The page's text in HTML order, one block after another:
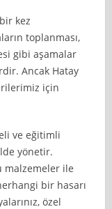
kez
toplanması,
gibi aşamalar
Ancak Hatay
için
ve eğitimli
yönetir.
malzemeler ile
bir hasarı
özel